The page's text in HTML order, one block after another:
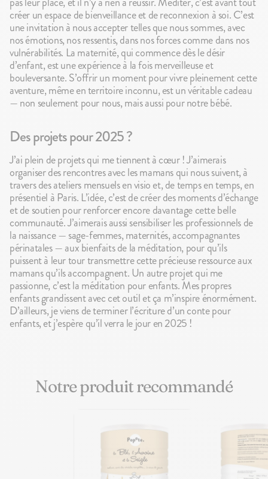
créer un espace de bienveillance et de reconnexion à soi. C’est
une invitation à nous accepter telles que nous sommes, avec
nos émotions, nos ressentis, dans nos forces comme dans nos
vulnérabilités. La maternité, qui commence dès le désir
d’enfant, est une expérience à la fois merveilleuse et
bouleversante. S’offrir un moment pour vivre pleinement cette
aventure, même en territoire inconnu, est un véritable cadeau
— non seulement pour nous, mais aussi pour notre bébé.
Des projets pour 2025 ?
J’ai plein de projets qui me tiennent à cœur ! J’aimerais
organiser des rencontres avec les mamans qui nous suivent, à
travers des ateliers mensuels en visio et, de temps en temps, en
présentiel à Paris. L’idée, c’est de créer des moments d’échange
et de soutien pour renforcer encore davantage cette belle
communauté. J’aimerais aussi sensibiliser les professionnels de
la naissance — sage-femmes, maternités, accompagnantes
périnatales — aux bienfaits de la méditation, pour qu’ils
puissent à leur tour transmettre cette précieuse ressource aux
mamans qu’ils accompagnent. Un autre projet qui me
passionne, c’est la méditation pour enfants. Mes propres
enfants grandissent avec cet outil et ça m’inspire énormément.
D’ailleurs, je viens de terminer l’écriture d’un conte pour
enfants, et j’espère qu’il verra le jour en 2025 !
Notre produit recommandé